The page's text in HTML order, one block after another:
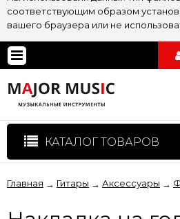
соответствующим образом
вашего браузера или не
КАТАЛОГ ТОВАРОВ
Главная → Гитары → Аксессуары →